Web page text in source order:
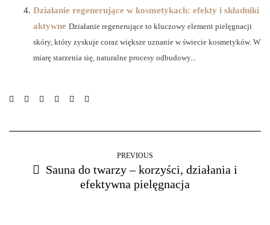
Działanie regenerujące w kosmetykach: efekty i składniki
aktywne Działanie regenerujące to kluczowy element pielęgnacji
skóry, który zyskuje coraz większe uznanie w świecie kosmetyków. W
miarę starzenia się, naturalne procesy odbudowy...
PREVIOUS
Sauna do twarzy – korzyści, działania i
efektywna pielęgnacja